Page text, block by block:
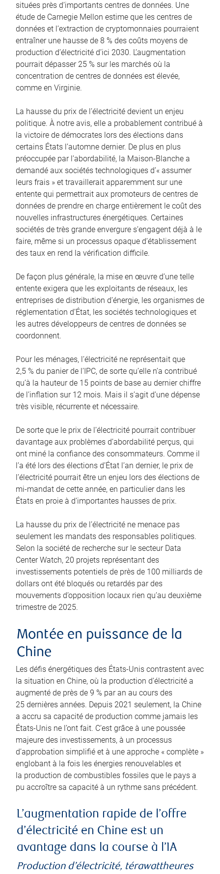
situées près d’importants centres de données. Une
étude de Carnegie Mellon estime que les centres de
données et l’extraction de cryptomonnaies pourraient
entraîner une hausse de 8 % des coûts moyens de
production d’électricité d’ici 2030. L’augmentation
pourrait dépasser 25 % sur les marchés où la
concentration de centres de données est élevée,
comme en Virginie.
La hausse du prix de l’électricité devient un enjeu
politique. À notre avis, elle a probablement contribué à
la victoire de démocrates lors des élections dans
certains États l’automne dernier. De plus en plus
préoccupée par l’abordabilité, la Maison-Blanche a
demandé aux sociétés technologiques d’« assumer
leurs frais » et travaillerait apparemment sur une
entente qui permettrait aux promoteurs de centres de
données de prendre en charge entièrement le coût des
nouvelles infrastructures énergétiques. Certaines
sociétés de très grande envergure s’engagent déjà à le
faire, même si un processus opaque d’établissement
des taux en rend la vérification difficile.
De façon plus générale, la mise en œuvre d’une telle
entente exigera que les exploitants de réseaux, les
entreprises de distribution d’énergie, les organismes de
réglementation d’État, les sociétés technologiques et
les autres développeurs de centres de données se
coordonnent.
Pour les ménages, l’électricité ne représentait que
2,5 % du panier de l’IPC, de sorte qu’elle n’a contribué
qu’à la hauteur de 15 points de base au dernier chiffre
de l’inflation sur 12 mois. Mais il s’agit d’une dépense
très visible, récurrente et nécessaire.
De sorte que le prix de l’électricité pourrait contribuer
davantage aux problèmes d’abordabilité perçus, qui
ont miné la confiance des consommateurs. Comme il
l’a été lors des élections d’État l’an dernier, le prix de
l’électricité pourrait être un enjeu lors des élections de
mi-mandat de cette année, en particulier dans les
États en proie à d’importantes hausses de prix.
La hausse du prix de l’électricité ne menace pas
seulement les mandats des responsables politiques.
Selon la société de recherche sur le secteur Data
Center Watch, 20 projets représentant des
investissements potentiels de près de 100 milliards de
dollars ont été bloqués ou retardés par des
mouvements d’opposition locaux rien qu’au deuxième
trimestre de 2025.
Montée en puissance de la
Chine
Les défis énergétiques des États-Unis contrastent avec
la situation en Chine, où la production d’électricité a
augmenté de près de 9 % par an au cours des
25 dernières années. Depuis 2021 seulement, la Chine
a accru sa capacité de production comme jamais les
États-Unis ne l’ont fait. C’est grâce à une poussée
majeure des investissements, à un processus
d’approbation simplifié et à une approche « complète »
englobant à la fois les énergies renouvelables et
la production de combustibles fossiles que le pays a
pu accroître sa capacité à un rythme sans précédent.
L’augmentation rapide de l’offre
d’électricité en Chine est un
avantage dans la course à l’IA
Production d’électricité, térawattheures